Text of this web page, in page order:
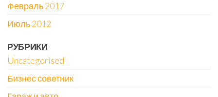
Февраль 2017
Июль 2012
РУБРИКИ
Uncategorised
Бизнес советник